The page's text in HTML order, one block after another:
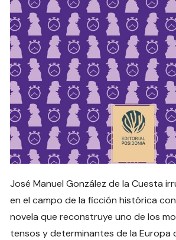
José Manuel González de la Cuesta
en el campo de la ficción histórica
novela que reconstruye uno de los
tensos y determinantes de la Europa